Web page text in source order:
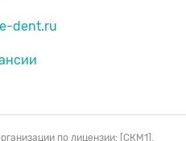
dent.ru
по лицензии: [СКМ1].